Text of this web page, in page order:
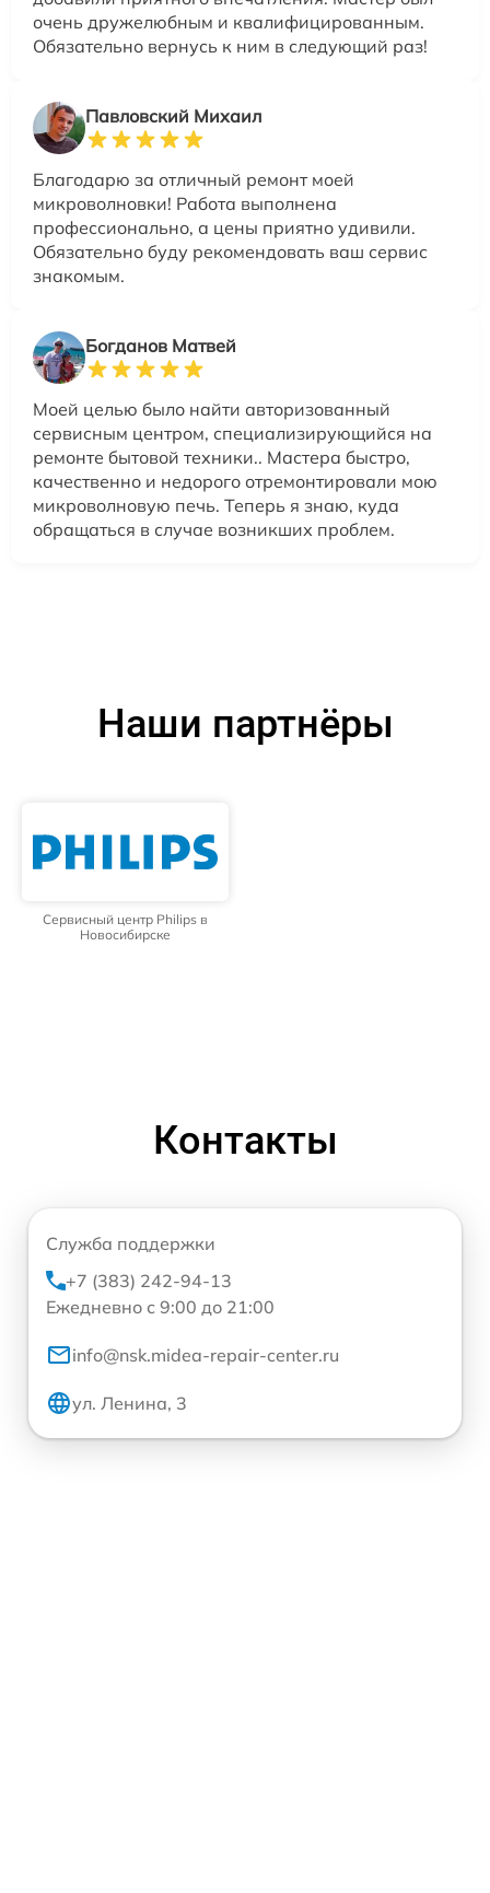
очень дружелюбным и квалифицированным.
Обязательно вернусь к ним в следующий раз!
Павловский Михаил
Благодарю за отличный ремонт моей
микроволновки! Работа выполнена
профессионально, а цены приятно удивили.
Обязательно буду рекомендовать ваш сервис
знакомым.
Богданов Матвей
Моей целью было найти авторизованный
сервисным центром, специализирующийся на
ремонте бытовой техники.. Мастера быстро,
качественно и недорого отремонтировали мою
микроволновую печь. Теперь я знаю, куда
обращаться в случае возникших проблем.
Наши партнёры
Сервисный центр Philips в
Новосибирске
Контакты
Служба поддержки
+7 (383) 242-94-13
Ежедневно с 9:00 до 21:00
info@nsk.midea-repair-center.ru
ул. Ленина, 3